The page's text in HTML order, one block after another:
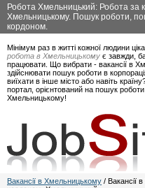
Робота Хмельницький: Робота за
Хмельницькому. Пошук роботи,
кордоном.
Мінімум раз в житті кожної людини
робота в Хмельницькому є завжди,
працювати. Що вибрати - вакансії в
здійснювати пошук роботи в
виїхати в інше місто або навіть
портал, орієнтований на пошук
Хмельницькому!
Вакансії в Хмельницькому / Вакансії